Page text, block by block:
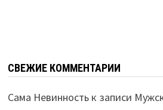
СВЕЖИЕ КОММЕНТАРИИ
Сама Невинностьк записи